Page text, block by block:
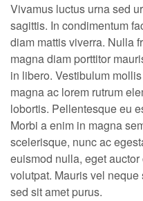
Vivamus luctus urna sed
sagittis. In condimentum
diam mattis viverra. Nulla
magna diam porttitor
in libero. Vestibulum
magna ac lorem rutrum
lobortis. Pellentesque eu
Morbi a enim in magna
scelerisque, nunc ac
euismod nulla, eget
volutpat. Mauris vel
sed sit amet purus.